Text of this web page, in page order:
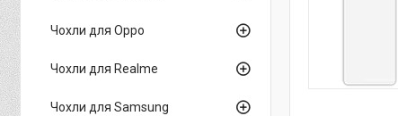
Чохли для Oppo
Чохли для Realme
Чохли для Samsung